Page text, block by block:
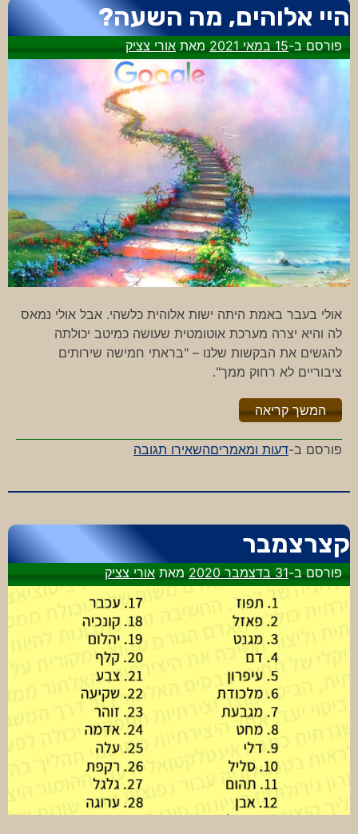
היי אלוהים, מה השעה?
פורסם ב-15 במאי 2021 מאתאורי צציק
אולי בעבר באמת היתה ישות אלוהית כלשהי. אבל אולי נמאס
לה והיא יצרה מערכת אוטומטית שעושה כמיטב יכולתה
להגשים את הבקשות שלנו – "בראתי חמישה שירותים
ציבוריים לא רחוק ממך".
המשך קריאה"%s"
פורסם ב-דעות ומאמריםהשאירו תגובה
אלוהים,
השעה?
קצרצמבר
פורסם ב-31 בדצמבר 2020 מאתאורי צציק